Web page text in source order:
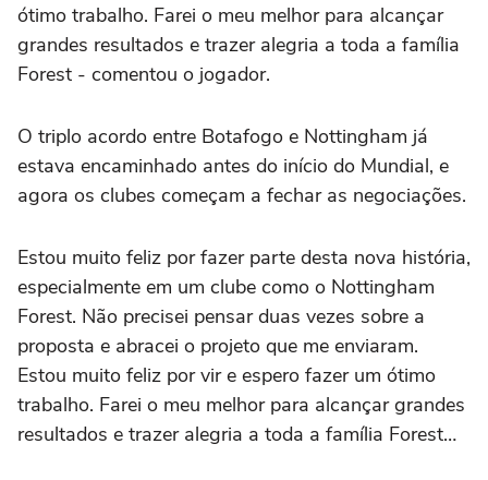
ótimo trabalho. Farei o meu melhor para alcançar
grandes resultados e trazer alegria a toda a família
Forest - comentou o jogador.
O triplo acordo entre Botafogo e Nottingham já
estava encaminhado antes do início do Mundial, e
agora os clubes começam a fechar as negociações.
Estou muito feliz por fazer parte desta nova história,
especialmente em um clube como o Nottingham
Forest. Não precisei pensar duas vezes sobre a
proposta e abracei o projeto que me enviaram.
Estou muito feliz por vir e espero fazer um ótimo
trabalho. Farei o meu melhor para alcançar grandes
resultados e trazer alegria a toda a família Forest…